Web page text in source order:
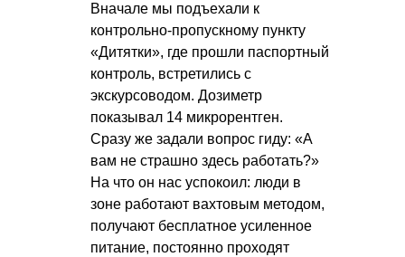
Вначале мы подъехали к
контрольно-пропускному пункту
«Дитятки», где прошли паспортный
контроль, встретились с
экскурсоводом. Дозиметр
показывал 14 микрорентген.
Сразу же задали вопрос гиду: «А
вам не страшно здесь работать?»
На что он нас успокоил: люди в
зоне работают вахтовым методом,
получают бесплатное усиленное
питание, постоянно проходят